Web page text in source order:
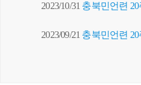
2023/10/31 충북민언련
2023/09/21 충북민언련